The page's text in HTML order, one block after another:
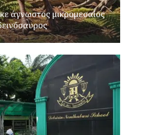
άγνωστος μικρομεσαίος